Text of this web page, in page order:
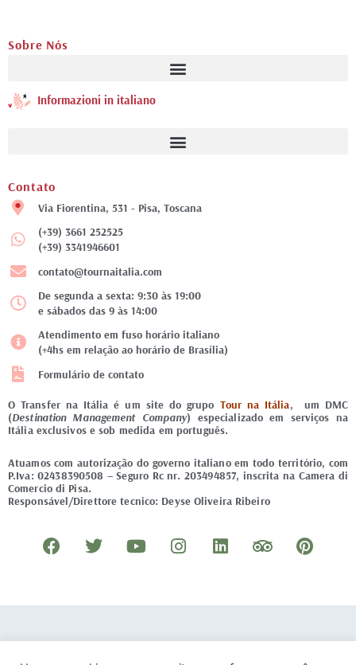
Sobre Nós
Informazioni in italiano
Contato
Via Fiorentina, 531 - Pisa, Toscana
(+39) 3661 252525
(+39) 3341946601
contato@tournaitalia.com
De segunda a sexta: 9:30 às 19:00
e sábados das 9 às 14:00
Atendimento em fuso horário italiano
(+4hs em relação ao horário de Brasília)
Formulário de contato
O Transfer na Itália é um site do grupo Tour na Itália, um DMC
(Destination Management Company) especializado em serviços na
Itália exclusivos e sob medida em português.
Atuamos com autorização do governo italiano em todo território, com
P.Iva: 02438390508 – Seguro Rc nr. 203494857, inscrita na Camera di
Comercio di Pisa.
Responsável/Direttore tecnico: Deyse Oliveira Ribeiro
F
a
e
o
T
w
t
e
Y
o
t
b
I
n
t
g
L
i
k
d
T
r
p
d
P
i
t
r